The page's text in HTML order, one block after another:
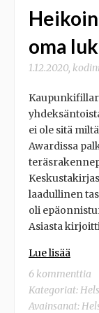
oma
1.12.2020,
ei ole sitä
Awardissa
laadullinen
oli
Asiasta
Lue lisää
6 kommenttia
Kategoriat:
Avainsanat: